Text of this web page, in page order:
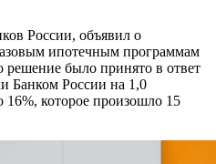
России, объявил о
ипотечным программам
было принято в ответ
Банком России на 1,0
которое произошло 15